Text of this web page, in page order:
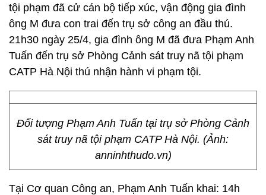
tội phạm đã cử cán bộ tiếp xúc, vận động gia đình
ông M đưa con trai đến trụ sở công an đầu thú.
21h30 ngày 25/4, gia đình ông M đã đưa Phạm Anh
Tuấn đến trụ sở Phòng Cảnh sát truy nã tội phạm
CATP Hà Nội thú nhận hành vi phạm tội.
Đối tượng Phạm Anh Tuấn tại trụ sở Phòng Cảnh
sát truy nã tội phạm CATP Hà Nội. (Ảnh:
anninhthudo.vn)
Tại Cơ quan Công an, Phạm Anh Tuấn khai: 14h